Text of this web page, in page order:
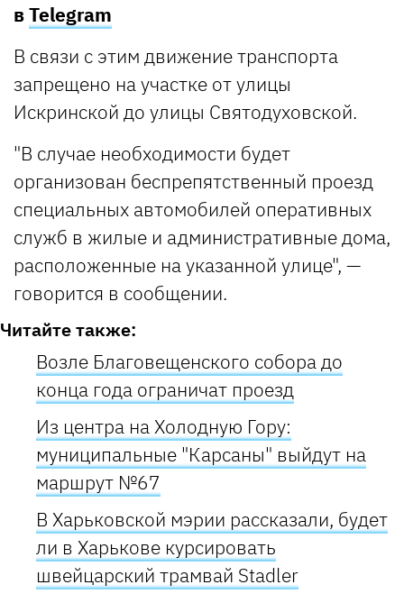
вTelegram
В связи с этим движение транспорта
запрещено на участке от улицы
Искринской до улицы Святодуховской.
"В случае необходимости будет
организован беспрепятственный проезд
специальных автомобилей оперативных
служб в жилые и административные дома,
расположенные на указанной улице", —
говорится в сообщении.
Читайте также:
Возле Благовещенского собора до
конца года ограничат проезд
Из центра на Холодную Гору:
муниципальные "Карсаны" выйдут на
маршрут №67
В Харьковской мэрии рассказали, будет
ли в Харькове курсировать
швейцарский трамвай Stadler